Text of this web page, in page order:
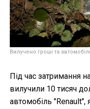
Вилучено гроші та
Під час затримання
вилучили 10 тисяч
автомобіль "Renault",